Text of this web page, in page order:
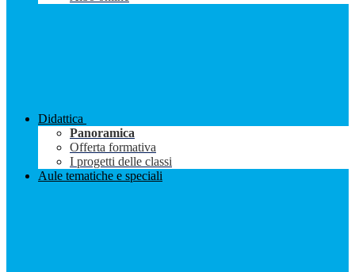
Didattica
Panoramica
Offerta formativa
I progetti delle classi
Aule tematiche e speciali